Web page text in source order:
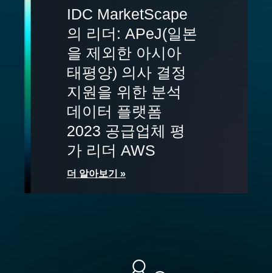
IDC MarketScape
의 리더: APeJ(일본
을 제외한 아시아
태평양) 의사 결정
지원을 위한 분석
데이터 플랫폼
2023 공급업체 평
가 리더 AWS
더 알아보기 »